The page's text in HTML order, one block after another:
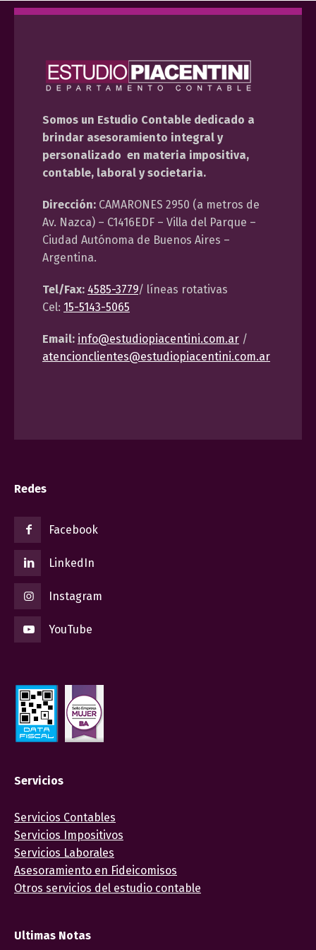
Somos un Estudio Contable dedicado a
brindar asesoramiento integral y
personalizado en materia impositiva,
contable, laboral y societaria.
Dirección: CAMARONES 2950 (a metros de
Av. Nazca) – C1416EDF – Villa del Parque –
Ciudad Autónoma de Buenos Aires –
Argentina.
Tel/Fax: 4585-3779/ líneas rotativas
Cel: 15-5143-5065
Email: info@estudiopiacentini.com.ar /
atencionclientes@estudiopiacentini.com.ar
Redes
Facebook
LinkedIn
Instagram
YouTube
Servicios
Servicios Contables
Servicios Impositivos
Servicios Laborales
Asesoramiento en Fideicomisos
Otros servicios del estudio contable
Ultimas Notas